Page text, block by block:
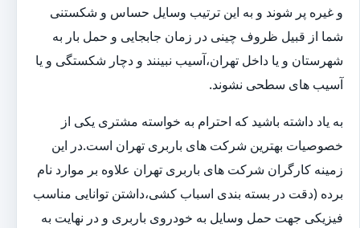
و غیره پر شوند و به این ترتیب وسایل حساس و شکستنی
شما از قبیل ظروف چینی در زمان جابجایی و حمل بار به
شهرستان و یا داخل تهران،آسیب نبینند و دچار شکستگی و یا
آسیب های سطحی نشوند.
به یاد داشته باشید که احترام به خواسته مشتری یکی از
خصوصیات بهترین شرکت های باربری تهران است.در این
زمینه کارگران شرکت های باربری تهران علاوه بر موارد نام
برده (دقت در بسته بندی اسباب کشی،داشتن توانایی مناسب
فیزیکی جهت حمل وسایل به خودروی باربری و در نهایت به